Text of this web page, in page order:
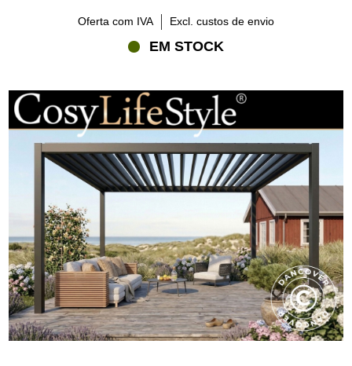
Oferta com IVA Excl. custos de envio
EM STOCK